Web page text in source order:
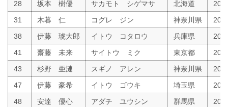
28
坂本 樹優 サカモト シゲマサ 北海道
31
木暮 仁 コグレ ジン 神奈川県
38
伊藤 琥大郎 イトウ コタロウ 兵庫県
41
齋藤 未来 サイトウ ミク 東京都
43
杉野 亜漣 スギノ アレン 神奈川県
47
伊藤 豪希 イトウ ゴウキ 埼玉県
48
安達 優心 アダチ ユウシン 群馬県